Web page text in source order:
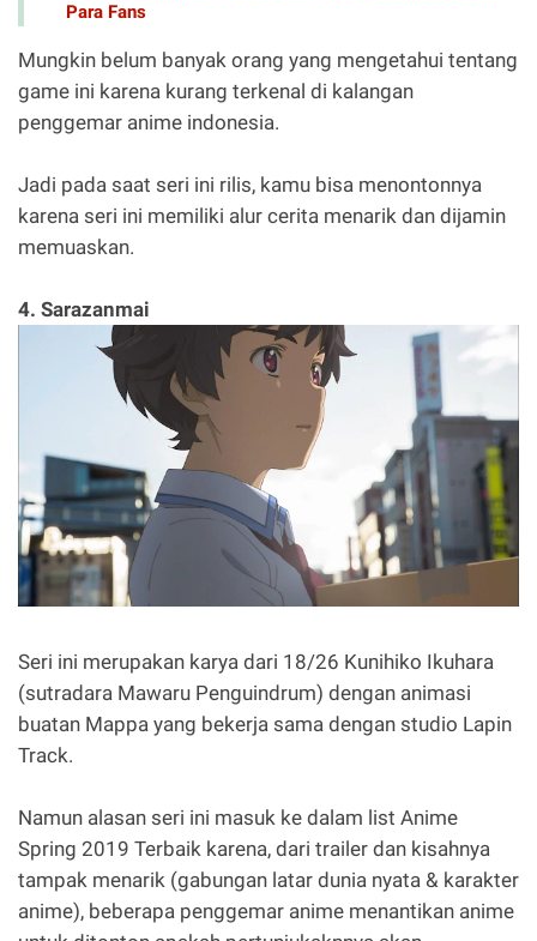
Para Fans
Mungkin belum banyak orang yang mengetahui tentang
game ini karena kurang terkenal di kalangan
penggemar anime indonesia.
Jadi pada saat seri ini rilis, kamu bisa menontonnya
karena seri ini memiliki alur cerita menarik dan dijamin
memuaskan.
4. Sarazanmai
Seri ini merupakan karya dari 18/26 Kunihiko Ikuhara
(sutradara Mawaru Penguindrum) dengan animasi
buatan Mappa yang bekerja sama dengan studio Lapin
Track.
Namun alasan seri ini masuk ke dalam list Anime
Spring 2019 Terbaik karena, dari trailer dan kisahnya
tampak menarik (gabungan latar dunia nyata & karakter
anime), beberapa penggemar anime menantikan anime